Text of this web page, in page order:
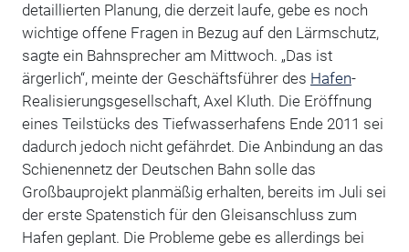
detaillierten Planung, die derzeit laufe, gebe es noch
wichtige offene Fragen in Bezug auf den Lärmschutz,
sagte ein Bahnsprecher am Mittwoch. „Das ist
ärgerlich“, meinte der Geschäftsführer des Hafen-
Realisierungsgesellschaft, Axel Kluth. Die Eröffnung
eines Teilstücks des Tiefwasserhafens Ende 2011 sei
dadurch jedoch nicht gefährdet. Die Anbindung an das
Schienennetz der Deutschen Bahn solle das
Großbauprojekt planmäßig erhalten, bereits im Juli sei
der erste Spatenstich für den Gleisanschluss zum
Hafen geplant. Die Probleme gebe es allerdings bei